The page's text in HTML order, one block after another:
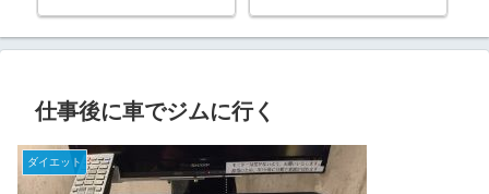
仕事後に車でジムに行く
ダイエット